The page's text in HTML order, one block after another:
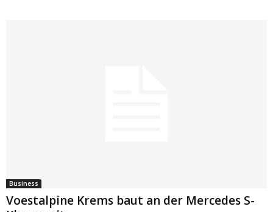
Business
Voestalpine Krems baut an der Mercedes S-